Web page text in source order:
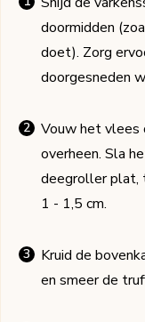
doormidden
doet). Zorg
doorgesneden
Vouw het vlees
overheen. Sla
deegroller plat,
1 - 1,5 cm.
Kruid de
en smeer de